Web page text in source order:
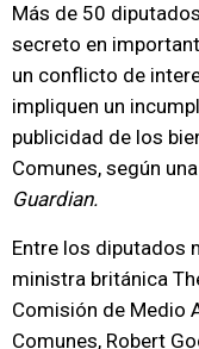
Más de 50
secreto en
un conflicto de
impliquen un
publicidad de los
Comunes, según
Guardian.
Entre los diputados
ministra británica
Comisión de Medio
Comunes, Robert